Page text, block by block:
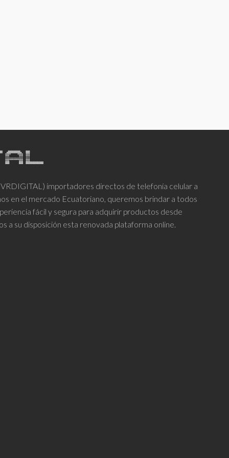
importadores directos de telefonía celular a
en el mercado Ecuatoriano, queremos brindar a todos
fácil y segura para adquirir productos desde
a su disposición esta renovada plataforma online.